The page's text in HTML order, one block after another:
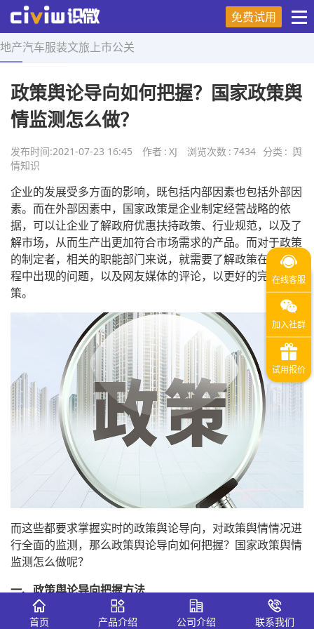
免费试用
地产汽车服装文旅 上市公关
首页 > 舆情知识 > 正文
政策舆论导向如何把握？国家政策舆
情监测怎么做？
发布时间:2021-07-23 16:45 作者 : XJ 浏览次数 : 7434 分类 : 舆
情知识
企业的发展受多方面的影响，既包括内部因素也包括外部因
素。而在外部因素中，国家政策是企业制定经营战略的依
据，可以让企业了解政府优惠扶持政策、行业规范，以及了
解市场，从而生产出更加符合市场需求的产品。而对于政策
的制定者，相关的职能部门来说，就需要了解政策在实行过
程中出现的问题，以及网友媒体的评论，以更好的完善政
策。
而这些都要求掌握实时的政策舆论导向，对政策舆情情况进
行全面的监测，那么政策舆论导向如何把握？国家政策舆情
监测怎么做呢？
一、政策舆论导向把握方法
1.多关注电视新闻频道，以及带有官方背景的权威媒体，如
首页 产品介绍 公司介绍 联系我们